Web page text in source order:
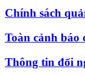
Chính sách
Toàn cảnh báo
Thông tin đối